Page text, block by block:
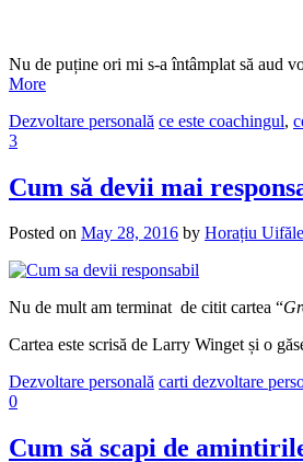
Nu de puține ori mi s-a întâmplat să aud
More
Dezvoltare personală ce este coachingul,
3
Cum să devii mai
Posted on May 28, 2016 by Horațiu
Nu de mult am terminat de citit cartea “
Cartea este scrisă de Larry Winget și o
Dezvoltare personală carti dezvoltare
0
Cum să scapi de